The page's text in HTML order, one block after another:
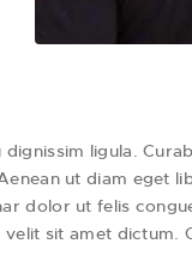
ligula.
ut diam eget
dolor ut felis
sit amet dictum.